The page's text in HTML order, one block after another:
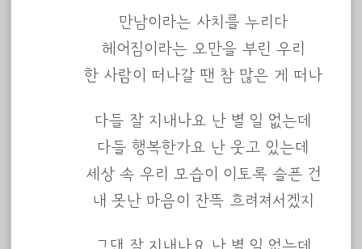
만남이라는 사치를 누리다
헤어짐이라는 오만을 부린 우리
한 사람이 떠나갈 땐 참 많은 게 떠나
다들 잘 지내나요 난 별 일 없는데
다들 행복한가요 난 웃고 있는데
세상 속 우리 모습이 이토록 슬픈 건
내 못난 마음이 잔뜩 흐려져서겠지